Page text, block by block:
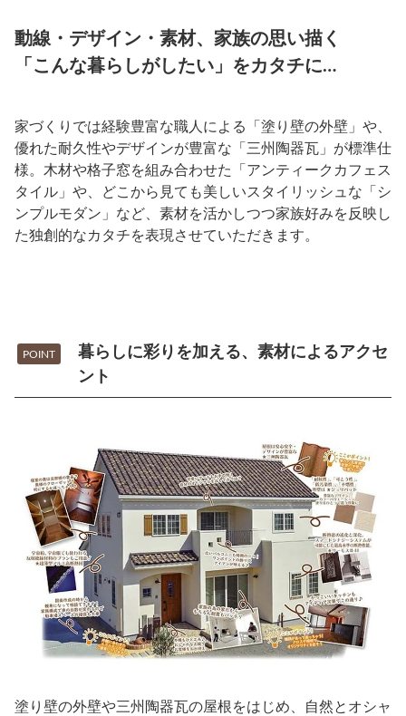
動線・デザイン・素材、家族の思い描く
「こんな暮らしがしたい」をカタチに…
家づくりでは経験豊富な職人による「塗り壁の外壁」や、
優れた耐久性やデザインが豊富な「三州陶器瓦」が標準仕
様。木材や格子窓を組み合わせた「アンティークカフェス
タイル」や、どこから見ても美しいスタイリッシュな「シ
ンプルモダン」など、素材を活かしつつ家族好みを反映し
た独創的なカタチを表現させていただきます。
POINT
暮らしに彩りを加える、素材によるアクセ
ント
塗り壁の外壁や三州陶器瓦の屋根をはじめ、自然とオシャ